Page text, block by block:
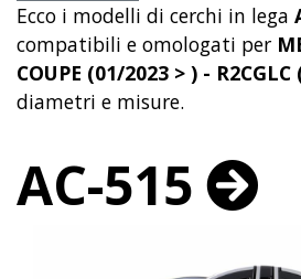
Ecco i modelli di cerchi in lega
compatibili e omologati per
COUPE (01/2023 > ) - R2CGLC
diametri e misure.
AC-515